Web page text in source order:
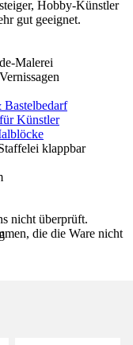
Hobby-Künstler
gut geeignet.
Malerei
klappbar
Künstler
nicht überprüft.
die die Ware nicht